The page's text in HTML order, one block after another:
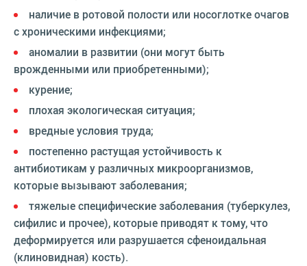
наличие в ротовой полости или носоглотке очагов
с хроническими инфекциями;
аномалии в развитии (они могут быть
врожденными или приобретенными);
курение;
плохая экологическая ситуация;
вредные условия труда;
постепенно растущая устойчивость к
антибиотикам у различных микроорганизмов,
которые вызывают заболевания;
тяжелые специфические заболевания (туберкулез,
сифилис и прочее), которые приводят к тому, что
деформируется или разрушается сфеноидальная
(клиновидная) кость).